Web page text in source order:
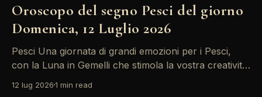
Oroscopo del segno Pesci del giorno
Domenica, 12 Luglio 2026
Pesci Una giornata di grandi emozioni per i Pesci,
con la Luna in Gemelli che stimola la vostra creatività
retrogrado potrebbe portare a malintesi, quindi è
12 lug 20261 min read